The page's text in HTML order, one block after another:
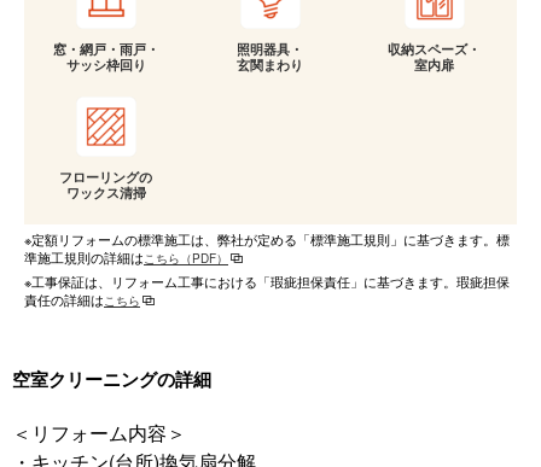
窓・網戸・雨戸・
サッシ枠回り
照明器具・
玄関まわり
収納スペーズ・
室内扉
フローリングの
ワックス清掃
※定額リフォームの標準施工は、弊社が定める「標準施工規則」に基づきます。標
準施工規則の詳細は こちら（PDF）
※工事保証は、リフォーム工事における「瑕疵担保責任」に基づきます。瑕疵担保
責任の詳細は こちら
空室クリーニングの詳細
＜リフォーム内容＞